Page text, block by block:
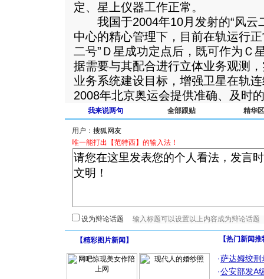
定、星上仪器工作正常。
我国于2004年10月发射的“风云
中心的精心管理下，目前在轨运行
二号”Ｄ星成功定点后，既可作为Ｃ
据需要与其配合进行立体业务观测
业务系统建设目标，增强卫星在轨
2008年北京奥运会提供准确、及时
我来说两句 全部跟贴 精华区
用户：
唯一能打出【范特西】的输入法！
设为辩论话题
【精彩图片新闻 】 【热门新闻
·萨达姆绞刑
·公安部发A